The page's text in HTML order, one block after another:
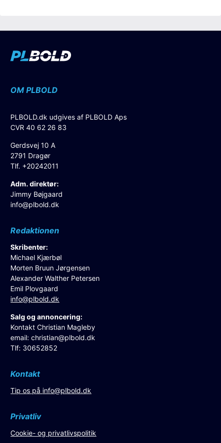
OM PLBOLD
PLBOLD.dk udgives af PLBOLD Aps
CVR 40 62 26 83
Gerdsvej 10 A
2791 Dragør
Tlf. +20242011
Adm. direktør:
Jimmy Bøjgaard
info@plbold.dk
Redaktionen
Skribenter:
Michael Kjærbøl
Morten Bruun Jørgensen
Alexander Walther Petersen
Emil Plovgaard
info@plbold.dk
Salg og annoncering:
Kontakt Christian Magleby
email:christian@plbold.dk
Tlf: 30652852
Kontakt
Tip os på info@plbold.dk
Privatliv
Cookie- og privatlivspolitik